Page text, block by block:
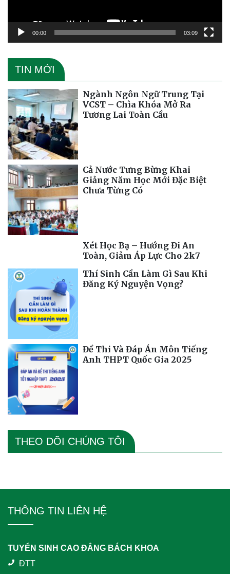
00:00 03:09
TIN MỚI
Ngành Ngôn Ngữ Trung Tại
VCST – Chìa Khóa Mở Ra
Tương Lai Toàn Cầu
Cả Nước Tưng Bừng Khai
Giảng Năm Học Mới Đặc Biệt
Chưa Từng Có
Xét Học Bạ – Hướng Đi An
Toàn, Giảm Áp Lực Cho 2k7
Thí Sinh Cần Làm Gì Sau Khi
Đăng Ký Nguyện Vọng?
Đề Thi Và Đáp Án Môn Tiếng
Anh THPT Quốc Gia 2025
THEO DÕI CHÚNG TÔI
THÔNG TIN LIÊN HỆ
TUYỂN SINH CAO ĐẲNG BÁCH KHOA
ĐTT